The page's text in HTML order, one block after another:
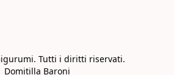
Tutti i diritti riservati.
Domitilla Baroni